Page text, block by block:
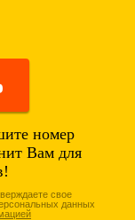
номер
Вам для
свое
данных